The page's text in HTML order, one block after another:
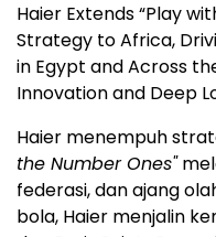
Haier Extends “Play
Strategy to Africa,
in Egypt and Across
Innovation and Deep
Haier menempuh
the Number Ones"
federasi, dan ajang
bola, Haier menjalin